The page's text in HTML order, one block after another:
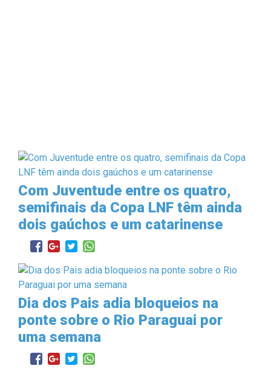
Com Juventude entre os quatro,
semifinais da Copa LNF têm ainda
dois gaúchos e um catarinense
Dia dos Pais adia bloqueios na
ponte sobre o Rio Paraguai por
uma semana